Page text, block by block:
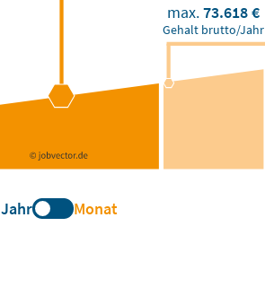
max.73.618 €
Gehalt brutto/Jahr
Jahr Monat